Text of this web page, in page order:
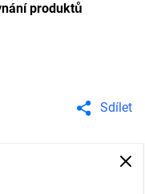
produktů
Sdílet